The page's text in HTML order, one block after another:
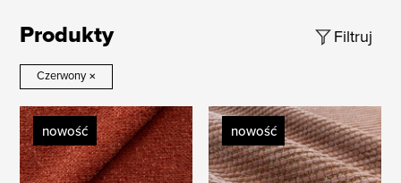
Produkty Filtruj
Czerwony ×
nowość nowość